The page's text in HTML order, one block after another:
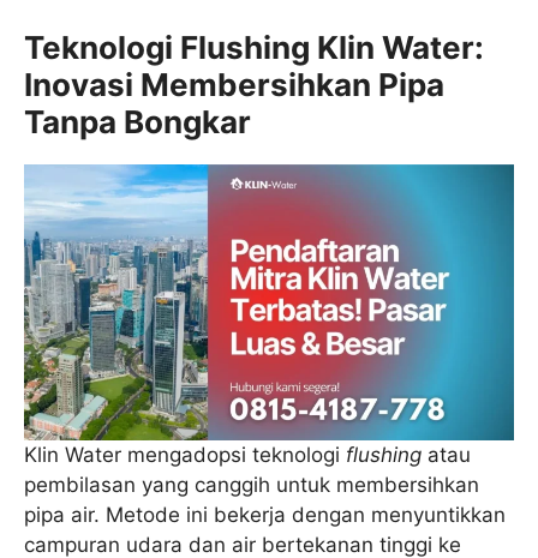
Teknologi Flushing Klin Water:
Inovasi Membersihkan Pipa
Tanpa Bongkar
Klin Water mengadopsi teknologi flushing atau
pembilasan yang canggih untuk membersihkan
pipa air. Metode ini bekerja dengan menyuntikkan
campuran udara dan air bertekanan tinggi ke